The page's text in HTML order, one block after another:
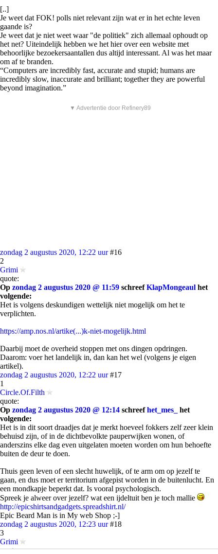
[..]
Je weet dat FOK! polls niet relevant zijn wat er in het echte leven
gaande is?
Je weet dat je niet weet waar "de politiek" zich allemaal ophoudt op
het net? Uiteindelijk hebben we het hier over een website met
behoorlijke bezoekersaantallen dus altijd interessant. Al was het maar
om af te branden.
“Computers are incredibly fast, accurate and stupid; humans are
incredibly slow, inaccurate and brilliant; together they are powerful
beyond imagination.”
▼ Advertentie door Refinery89
zondag 2 augustus 2020, 12:22 uur #16
2
Grimi
quote:
Op zondag 2 augustus 2020 @ 11:59 schreefKlapMongeaul het
volgende:
Het is volgens deskundigen wettelijk niet mogelijk om het te
verplichten.
https://amp.nos.nl/artike(...)k-niet-mogelijk.html
Daarbij moet de overheid stoppen met ons dingen opdringen.
Daarom: voer het landelijk in, dan kan het wel (volgens je eigen
artikel).
zondag 2 augustus 2020, 12:22 uur #17
1
Circle.Of.Filth
quote:
Op zondag 2 augustus 2020 @ 12:14 schreefhet_mes_
het
volgende:
Het is in dit soort draadjes dat je merkt hoeveel fokkers zelf zeer klein
behuisd zijn, of in de dichtbevolkte pauperwijken wonen, of
anderszins elke dag even uitgelaten moeten worden om hun behoefte
buiten de deur te doen.
Thuis geen leven of een slecht huwelijk, of te arm om op jezelf te
gaan, en dus moet er territorium afgepist worden in de buitenlucht. En
een mondkapje beperkt dat. Is vooral psychologisch.
Spreek je alweer over jezelf? wat een ijdeltuit ben je toch mallie
http://epicshirtsandgadgets.spreadshirt.nl/
Epic Beard Man is in My web Shop ;-]
zondag 2 augustus 2020, 12:23 uur #18
3
Grimi
quote: